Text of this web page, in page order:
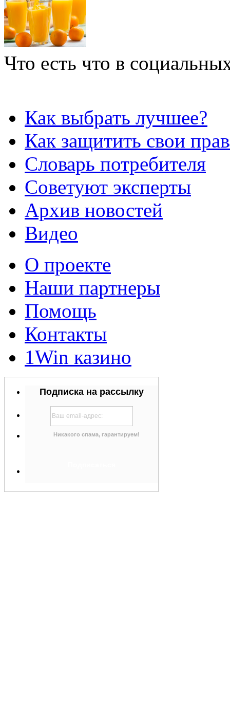
Что есть что в
Как выбрать лучшее?
Как защитить свои
Словарь потребителя
Советуют эксперты
Архив новостей
Видео
О проекте
Наши партнеры
Помощь
Контакты
1Win казино
Подписка на рассылку
Никакого спама, гарантируем!